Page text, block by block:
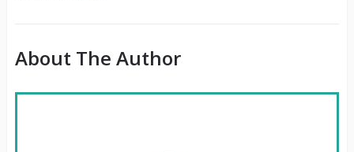
About The Author